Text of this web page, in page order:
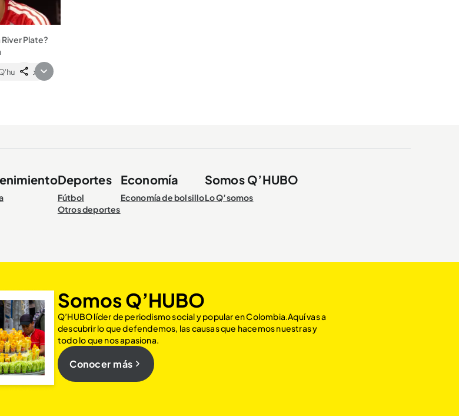
Plate?
2018....
hoy
Deportes
Fútbol
Otros deportes
Economía
Economía de bolsillo
Somos Q’HUBO
Lo Q’somos
Somos Q’HUBO
Q’HUBO líder de periodismo social y popular en Colombia.Aquí vas a
descubrir lo que defendemos, las causas que hacemos nuestras y
todo lo que nos apasiona.
Conocer más